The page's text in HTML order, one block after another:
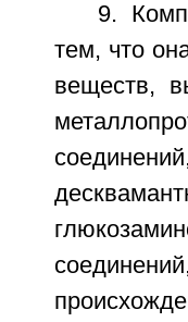
9.
тем, что
веществ,